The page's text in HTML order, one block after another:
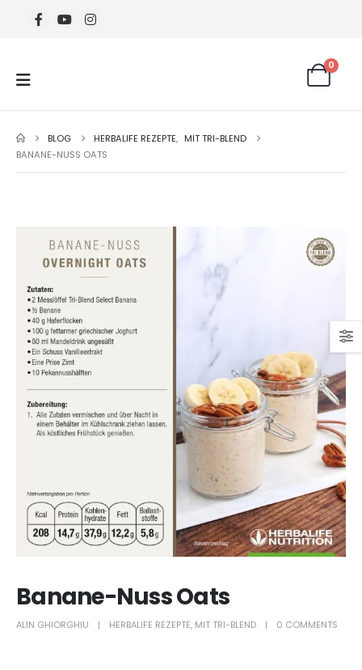
0
BLOG HERBALIFE REZEPTE, MIT TRI-BLEND
BANANE-NUSS OATS
Banane-Nuss Oats
ALIN GHIORGHIU HERBALIFE REZEPTE, MIT TRI-BLEND 0 COMMENTS